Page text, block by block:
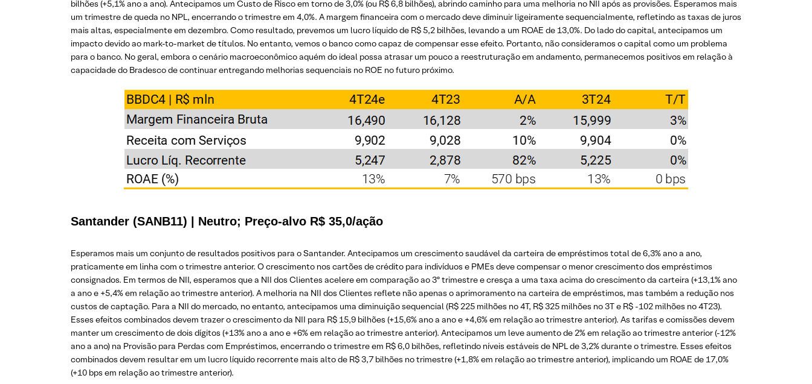
bilhões (+5,1% ano a ano). Antecipamos um Custo de Risco em torno de 3,0% (ou R$ 6,8 bilhões), abrindo caminho para uma melhoria no NII após as provisões. Esperamos mais
um trimestre de queda no NPL, encerrando o trimestre em 4,0%. A margem financeira com o mercado deve diminuir ligeiramente sequencialmente, refletindo as taxas de juros
mais altas, especialmente em dezembro. Como resultado, prevemos um lucro líquido de R$ 5,2 bilhões, levando a um ROAE de 13,0%. Do lado do capital, antecipamos um
impacto devido ao mark-to-market de títulos. No entanto, vemos o banco como capaz de compensar esse efeito. Portanto, não consideramos o capital como um problema
para o banco. No geral, embora o cenário macroeconômico aquém do ideal possa atrasar um pouco a reestruturação em andamento, permanecemos positivos em relação à
capacidade do Bradesco de continuar entregando melhorias sequenciais no ROE no futuro próximo.
Santander (SANB11) | Neutro; Preço-alvo R$ 35,0/ação
Esperamos mais um conjunto de resultados positivos para o Santander. Antecipamos um crescimento saudável da carteira de empréstimos total de 6,3% ano a ano,
praticamente em linha com o trimestre anterior. O crescimento nos cartões de crédito para indivíduos e PMEs deve compensar o menor crescimento dos empréstimos
consignados. Em termos de NII, esperamos que a NII dos Clientes acelere em comparação ao 3º trimestre e cresça a uma taxa acima do crescimento da carteira (+13,1% ano
a ano e +5,4% em relação ao trimestre anterior). A melhoria na NII dos Clientes reflete não apenas o aprimoramento na carteira de empréstimos, mas também a redução nos
custos de captação. Para a NII do mercado, no entanto, antecipamos uma diminuição sequencial (R$ 225 milhões no 4T, R$ 325 milhões no 3T e R$ -102 milhões no 4T23).
Esses efeitos combinados devem trazer o crescimento da NII para R$ 15,9 bilhões (+15,6% ano a ano e +4,6% em relação ao trimestre anterior). As tarifas e comissões devem
manter um crescimento de dois dígitos (+13% ano a ano e +6% em relação ao trimestre anterior). Antecipamos um leve aumento de 2% em relação ao trimestre anterior (-12%
ano a ano) na Provisão para Perdas com Empréstimos, encerrando o trimestre em R$ 6,0 bilhões, refletindo níveis estáveis de NPL de 3,2% durante o trimestre. Esses efeitos
combinados devem resultar em um lucro líquido recorrente mais alto de R$ 3,7 bilhões no trimestre (+1,8% em relação ao trimestre anterior), implicando um ROAE de 17,0%
(+10 bps em relação ao trimestre anterior).